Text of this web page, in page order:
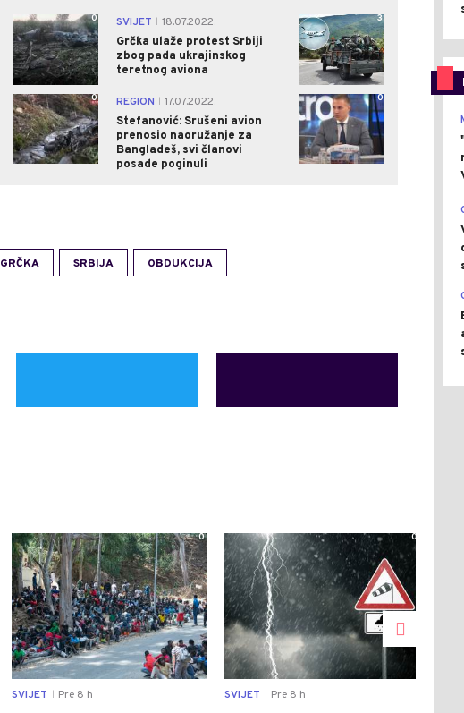
0 SVIJET
18.07.2022.
Grčka ulaže protest Srbiji
zbog pada ukrajinskog
teretnog aviona
3
0 REGION
17.07.2022.
Stefanović: Srušeni avion
prenosio naoružanje za
Bangladeš, svi članovi
posade poginuli
0
GRČKA SRBIJA OBDUKCIJA
0
SVIJET Pre 8 h
0
SVIJET Pre 8 h